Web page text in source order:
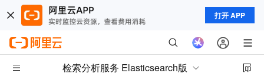
打开 APP
检索分析服务 Elasticsearch版